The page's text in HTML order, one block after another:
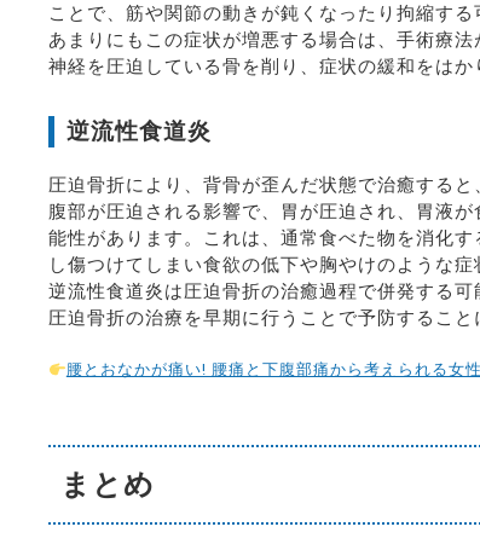
ことで、筋や関節の動きが鈍くなったり拘縮する
あまりにもこの症状が増悪する場合は、手術療
神経を圧迫している骨を削り、症状の緩和をはか
逆流性食道炎
圧迫骨折により、背骨が歪んだ状態で治癒すると
腹部が圧迫される影響で、胃が圧迫され、胃液
能性があります。これは、通常食べた物を消化
し傷つけてしまい食欲の低下や胸やけのような症
逆流性食道炎は圧迫骨折の治癒過程で併発する可
圧迫骨折の治療を早期に行うことで予防すること
腰とおなかが痛い! 腰痛と下腹部痛から考えられる女
まとめ